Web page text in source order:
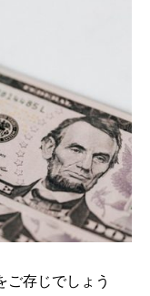
ご存じでしょう